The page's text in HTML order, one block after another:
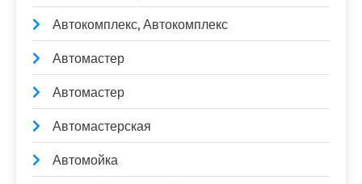
Автокомплекс, Автокомплекс
Автомастер
Автомастер
Автомастерская
Автомойка